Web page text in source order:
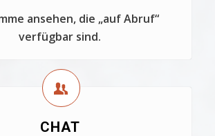
ansehen, die „auf Abruf“
verfügbar sind.
CHAT